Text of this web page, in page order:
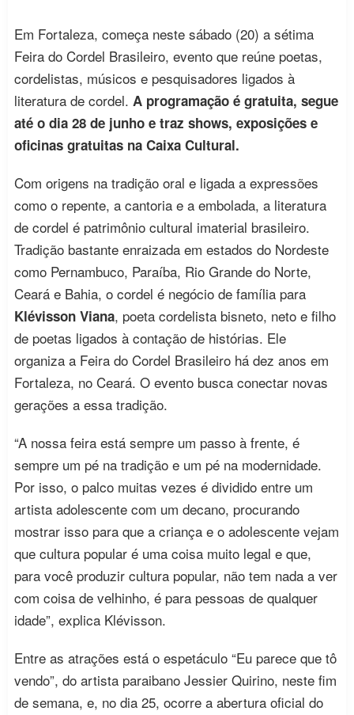
Em Fortaleza, começa neste sábado (20) a sétima
Feira do Cordel Brasileiro, evento que reúne poetas,
cordelistas, músicos e pesquisadores ligados à
literatura de cordel. A programação é gratuita, segue
até o dia 28 de junho e traz shows, exposições e
oficinas gratuitas na Caixa Cultural.
Com origens na tradição oral e ligada a expressões
como o repente, a cantoria e a embolada, a literatura
de cordel é patrimônio cultural imaterial brasileiro.
Tradição bastante enraizada em estados do Nordeste
como Pernambuco, Paraíba, Rio Grande do Norte,
Ceará e Bahia, o cordel é negócio de família para
Klévisson Viana, poeta cordelista bisneto, neto e filho
de poetas ligados à contação de histórias. Ele
organiza a Feira do Cordel Brasileiro há dez anos em
Fortaleza, no Ceará. O evento busca conectar novas
gerações a essa tradição.
“A nossa feira está sempre um passo à frente, é
sempre um pé na tradição e um pé na modernidade.
Por isso, o palco muitas vezes é dividido entre um
artista adolescente com um decano, procurando
mostrar isso para que a criança e o adolescente vejam
que cultura popular é uma coisa muito legal e que,
para você produzir cultura popular, não tem nada a ver
com coisa de velhinho, é para pessoas de qualquer
idade”, explica Klévisson.
Entre as atrações está o espetáculo “Eu parece que tô
vendo”, do artista paraibano Jessier Quirino, neste fim
de semana, e, no dia 25, ocorre a abertura oficial do